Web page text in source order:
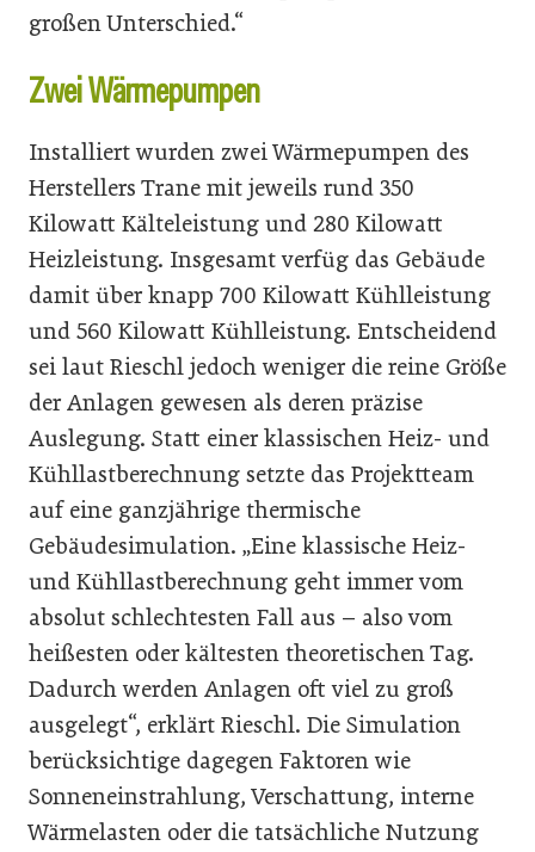
großen Unterschied.“
Zwei Wärmepumpen
Installiert wurden zwei Wärmepumpen des
Herstellers Trane mit jeweils rund 350
Kilowatt Kälteleistung und 280 Kilowatt
Heizleistung. Insgesamt verfüg das Gebäude
damit über knapp 700 Kilowatt Kühlleistung
und 560 Kilowatt Kühlleistung. Entscheidend
sei laut Rieschl jedoch weniger die reine Größe
der Anlagen gewesen als deren präzise
Auslegung. Statt einer klassischen Heiz- und
Kühllastberechnung setzte das Projektteam
auf eine ganzjährige thermische
Gebäudesimulation. „Eine klassische Heiz-
und Kühllastberechnung geht immer vom
absolut schlechtesten Fall aus – also vom
heißesten oder kältesten theoretischen Tag.
Dadurch werden Anlagen oft viel zu groß
ausgelegt“, erklärt Rieschl. Die Simulation
berücksichtige dagegen Faktoren wie
Sonneneinstrahlung, Verschattung, interne
Wärmelasten oder die tatsächliche Nutzung